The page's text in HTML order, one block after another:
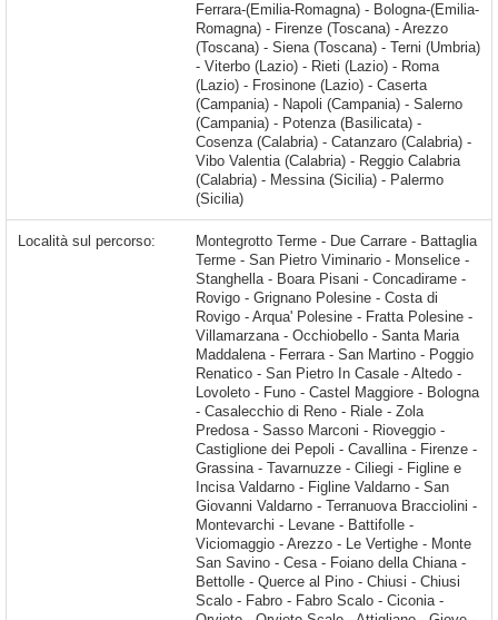
Ferrara-(Emilia-Romagna) - Bologna-(Emilia-
Romagna) - Firenze (Toscana) - Arezzo
(Toscana) - Siena (Toscana) - Terni (Umbria)
- Viterbo (Lazio) - Rieti (Lazio) - Roma
(Lazio) - Frosinone (Lazio) - Caserta
(Campania) - Napoli (Campania) - Salerno
(Campania) - Potenza (Basilicata) -
Cosenza (Calabria) - Catanzaro (Calabria) -
Vibo Valentia (Calabria) - Reggio Calabria
(Calabria) - Messina (Sicilia) - Palermo
(Sicilia)
Località sul percorso: Montegrotto Terme - Due Carrare - Battaglia Terme - San Pietro Viminario - Monselice - Stanghella - Boara Pisani - Concadirame - Rovigo - Grignano Polesine - Costa di Rovigo - Arqua' Polesine - Fratta Polesine - Villamarzana - Occhiobello - Santa Maria Maddalena - Ferrara - San Martino - Poggio Renatico - San Pietro In Casale - Altedo - Lovoleto - Funo - Castel Maggiore - Bologna - Casalecchio di Reno - Riale - Zola Predosa - Sasso Marconi - Rioveggio - Castiglione dei Pepoli - Cavallina - Firenze - Grassina - Tavarnuzze - Ciliegi - Figline e Incisa Valdarno